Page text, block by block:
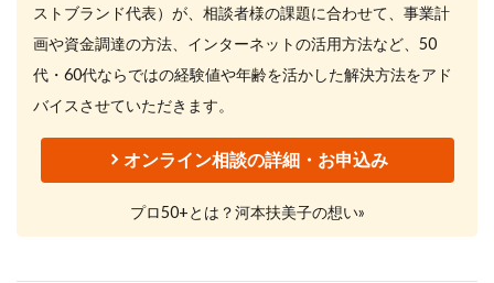
ストブランド代表）が、相談者様の課題に合わせて、事業計
画や資金調達の方法、インターネットの活用方法など、50
代・60代ならではの経験値や年齢を活かした解決方法をアド
バイスさせていただきます。
オンライン相談の詳細・お申込み
プロ50+とは？河本扶美子の想い»